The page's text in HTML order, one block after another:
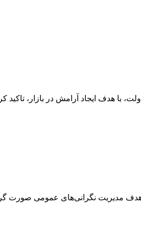
با هدف ایجاد آرامش در بازار،
مدیریت نگرانی‌های عمومی صورت